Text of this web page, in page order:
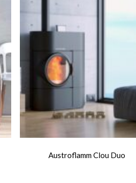
Austroflamm Clou Duo